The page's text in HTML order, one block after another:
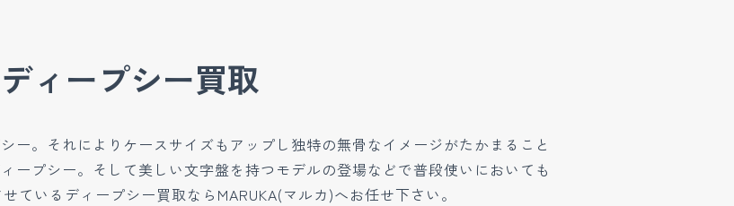
ディープシー買取
ー。それによりケースサイズもアップし独特の無骨なイメージがたかまること
ープシー。そして美しい文字盤を持つモデルの登場などで普段使いにおいても
ているディープシー買取ならMARUKA(マルカ)へお任せ下さい。